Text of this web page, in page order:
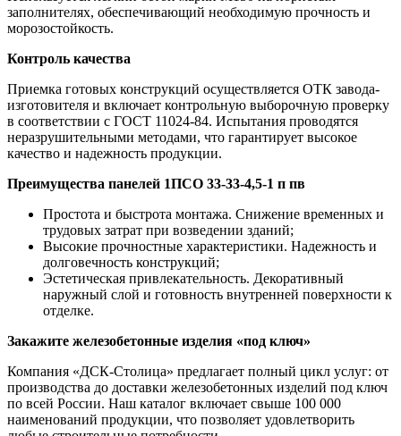
заполнителях, обеспечивающий необходимую прочность и
морозостойкость.
Контроль качества
Приемка готовых конструкций осуществляется ОТК завода-
изготовителя и включает контрольную выборочную проверку
в соответствии с ГОСТ 11024-84. Испытания проводятся
неразрушительными методами, что гарантирует высокое
качество и надежность продукции.
Преимущества панелей 1ПСО 33-33-4,5-1 п пв
Простота и быстрота монтажа. Снижение временных и
трудовых затрат при возведении зданий;
Высокие прочностные характеристики. Надежность и
долговечность конструкций;
Эстетическая привлекательность. Декоративный
наружный слой и готовность внутренней поверхности к
отделке.
Закажите железобетонные изделия «под ключ»
Компания «ДСК-Столица» предлагает полный цикл услуг: от
производства до доставки железобетонных изделий под ключ
по всей России. Наш каталог включает свыше 100 000
наименований продукции, что позволяет удовлетворить